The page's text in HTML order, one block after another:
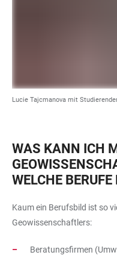
Lucie Tajcmanova mit
WAS KANN ICH
WELCHE
Kaum ein Berufsbild ist so
Geowissenschaftlers:
Beratungsfirmen